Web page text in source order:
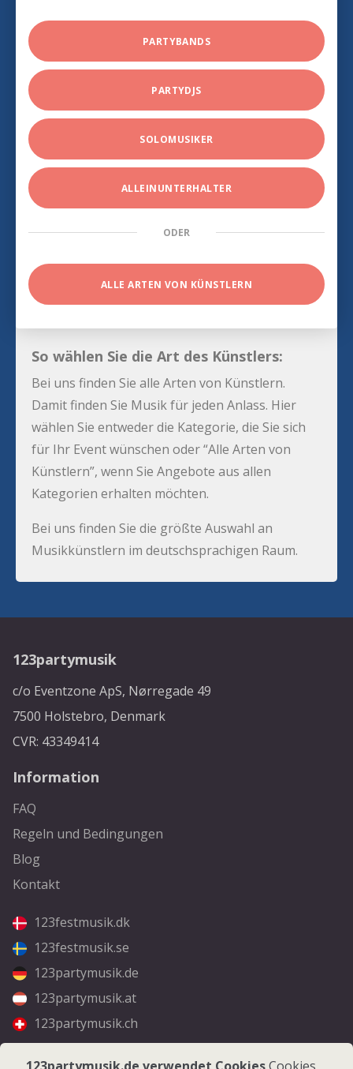
PARTYBANDS
PARTYDJS
SOLOMUSIKER
ALLEINUNTERHALTER
ODER
ALLE ARTEN VON KÜNSTLERN
So wählen Sie die Art des Künstlers:
Bei uns finden Sie alle Arten von Künstlern.
Damit finden Sie Musik für jeden Anlass. Hier
wählen Sie entweder die Kategorie, die Sie sich
für Ihr Event wünschen oder “Alle Arten von
Künstlern”, wenn Sie Angebote aus allen
Kategorien erhalten möchten.
Bei uns finden Sie die größte Auswahl an
Musikkünstlern im deutschsprachigen Raum.
123partymusik
c/o Eventzone ApS, Nørregade 49
7500 Holstebro, Denmark
CVR: 43349414
Information
FAQ
Regeln und Bedingungen
Blog
Kontakt
123festmusik.dk
123festmusik.se
123partymusik.de
123partymusik.at
123partymusik.ch
Folgen Sie uns